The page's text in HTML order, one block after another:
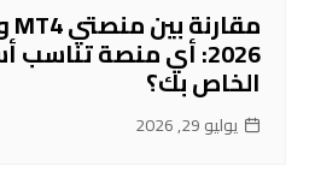
2026: أي منصة
الخاص بك؟
يوليو 29, 2026